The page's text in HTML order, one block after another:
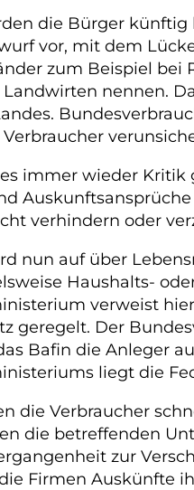
die Bürger
vor, mit dem
zum Beispiel
nennen.
immer wieder
verhindern oder
nun auf über
Haushalts-
verweist
geregelt. Der
Bafin die Anleger
liegt die
die Verbraucher
die betreffenden
zur
Firmen Auskünfte